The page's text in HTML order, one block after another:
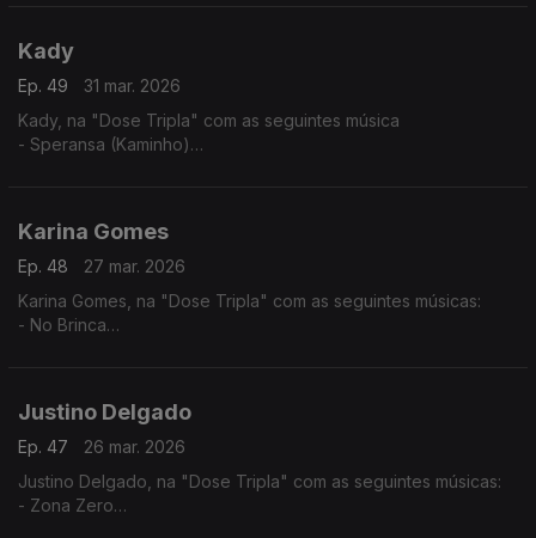
Kady
Ep. 49
31 mar. 2026
Kady, na "Dose Tripla" com as seguintes música
- Speransa (Kaminho)
Karina Gomes
Ep. 48
27 mar. 2026
Karina Gomes, na "Dose Tripla" com as seguintes músicas:
- No Brinca
Justino Delgado
Ep. 47
26 mar. 2026
Justino Delgado, na "Dose Tripla" com as seguintes músicas:
- Zona Zero